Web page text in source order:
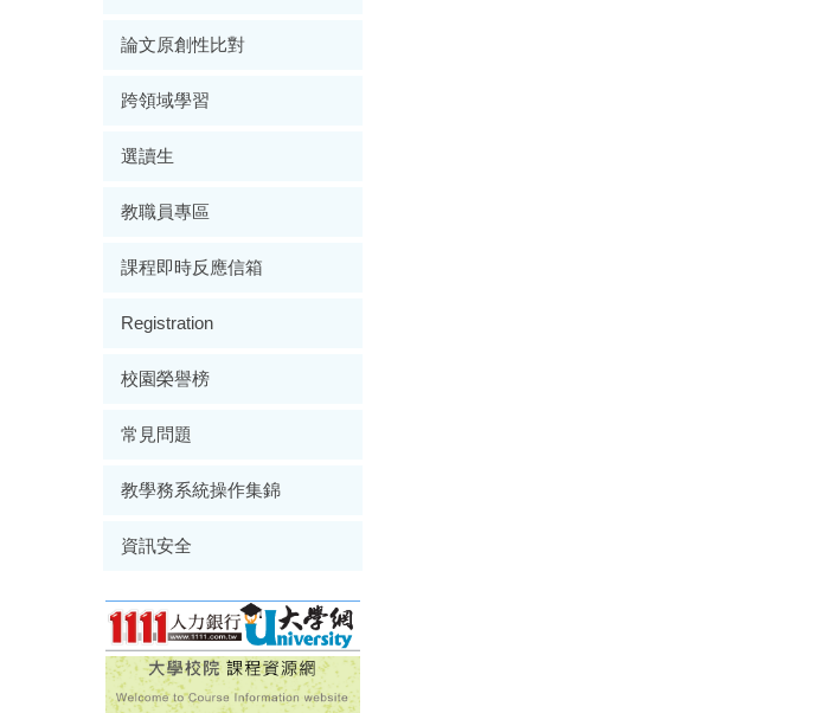
論文原創性比對
跨領域學習
選讀生
教職員專區
課程即時反應信箱
Registration
校園榮譽榜
常見問題
教學務系統操作集錦
資訊安全